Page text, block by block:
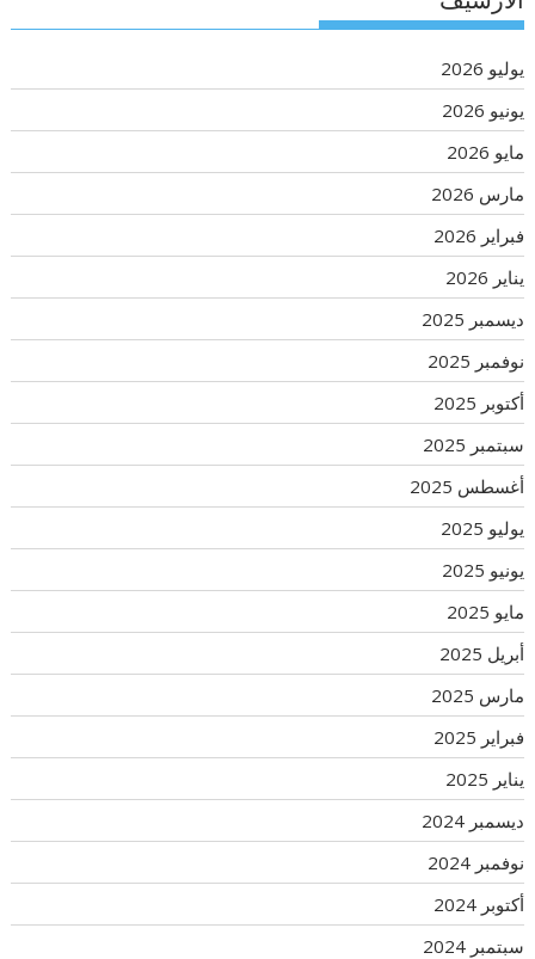
يوليو 2026
يونيو 2026
مايو 2026
مارس 2026
فبراير 2026
يناير 2026
ديسمبر 2025
نوفمبر 2025
أكتوبر 2025
سبتمبر 2025
أغسطس 2025
يوليو 2025
يونيو 2025
مايو 2025
أبريل 2025
مارس 2025
فبراير 2025
يناير 2025
ديسمبر 2024
نوفمبر 2024
أكتوبر 2024
سبتمبر 2024